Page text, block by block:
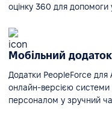
оцінку 360 для допомоги
Мобільний
Додатки PeopleForce для
онлайн-версією системи
персоналом у зручний